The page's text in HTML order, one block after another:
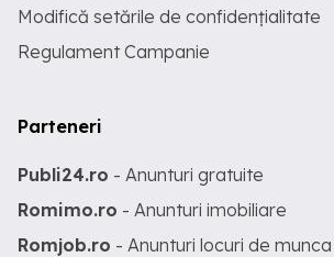
Modifică setările de confidențialitate
Regulament Campanie
Parteneri
Publi24.ro - Anunturi gratuite
Romimo.ro - Anunturi imobiliare
Romjob.ro - Anunturi locuri de munca